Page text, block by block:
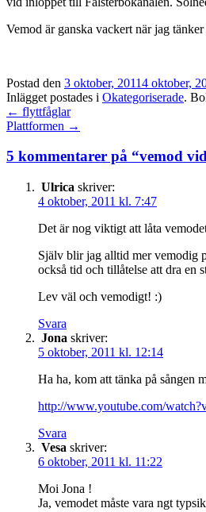
Vemod är ganska vackert när jag
Postad den 3 oktober, 20114 oktober,
Inlägget postades i Okategoriserade.
Inläggsnavigation
← flyttfåglar
Plattformen →
5 kommentarer på “vemod
Ulrica skriver:
4 oktober, 2011 kl. 7:47
Det är nog viktigt att låta
Själv blir jag alltid mer vemodig
också tid och tillåtelse att dra en
Lev väl och vemodigt! :)
Svara
Jona skriver:
5 oktober, 2011 kl. 12:14
Ha ha, kom att tänka på sången
http://www.youtube.com/
Svara
Vesa skriver:
6 oktober, 2011 kl. 11:22
Moi Jona !
Ja, vemodet måste vara ngt